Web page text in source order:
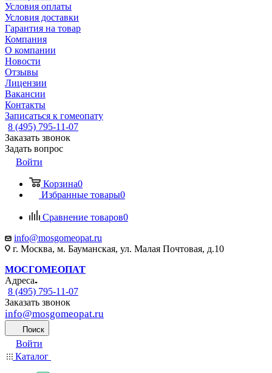
Условия оплаты
Условия доставки
Гарантия на товар
Компания
О компании
Новости
Отзывы
Лицензии
Вакансии
Контакты
Записаться к гомеопату
8 (495) 795-11-07
Заказать звонок
Задать вопрос
Войти
Корзина0
Избранные товары0
Сравнение товаров0
info@mosgomeopat.ru
г. Москва, м. Бауманская, ул. Малая Почтовая, д.10
МОСГОМЕОПАТ
Адреса
8 (495) 795-11-07
Заказать звонок
info@mosgomeopat.ru
Поиск
Войти
Каталог